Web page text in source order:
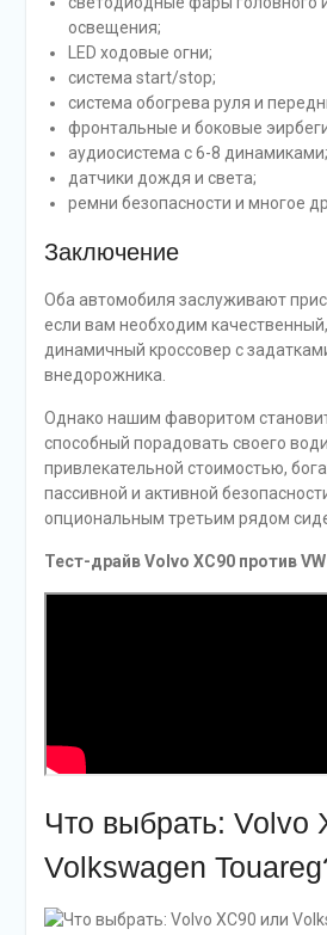
освещения;
LED ходовые огни;
система start/stop;
система обогрева руля и
фронтальные и боковые
аудиосистема с 6-8 динамиками;
датчики дождя и света;
ремни безопасности и многое
Заключение
Оба автомобиля заслуживают
если вам необходим
динамичный кроссовер с
внедорожника.
Однако нашим фаворитом
способный порадовать своего
привлекательной стоимостью,
пассивной и активной
опциональным третьим рядом
Тест-драйв Volvo XC90 против
Что выбрать: Volvo
Volkswagen